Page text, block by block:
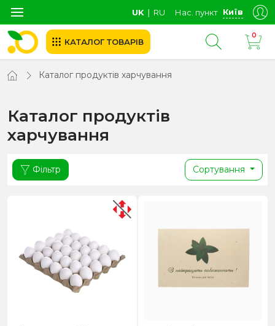
UK ∣ RU Нас. пункт Київ
КАТАЛОГ ТОВАРІВ
0
Каталог продуктів харчування
Каталог продуктів
харчування
Фільтр Сортування